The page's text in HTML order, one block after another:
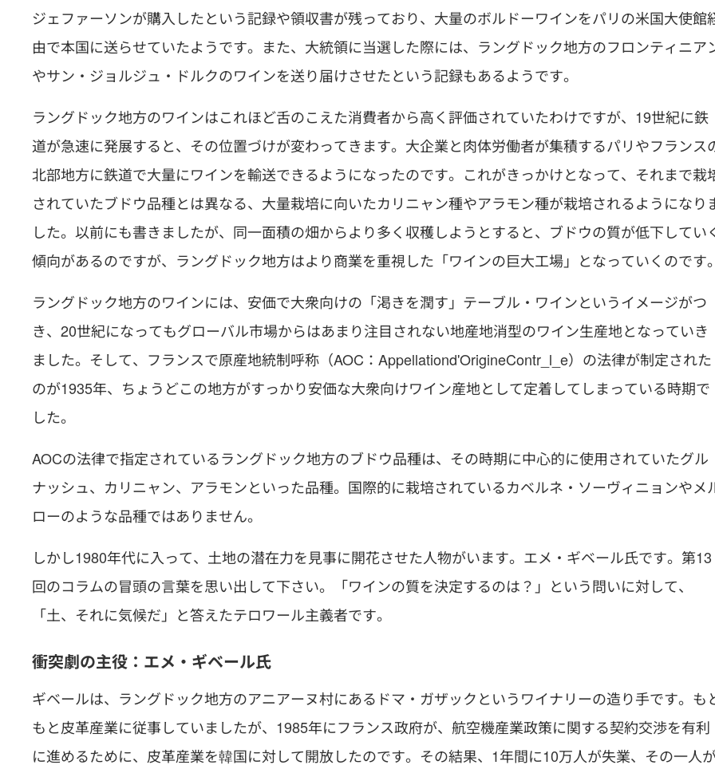
ジェファーソンが購入したという記録や領収書が残っており、大量のボルドーワインをパリの米国大使館
由で本国に送らせていたようです。また、大統領に当選した際には、ラングドック地方のフロンティニア
やサン・ジョルジュ・ドルクのワインを送り届けさせたという記録もあるようです。
ラングドック地方のワインはこれほど舌のこえた消費者から高く評価されていたわけですが、19世紀に鉄
道が急速に発展すると、その位置づけが変わってきます。大企業と肉体労働者が集積するパリやフランス
北部地方に鉄道で大量にワインを輸送できるようになったのです。これがきっかけとなって、それまで栽
されていたブドウ品種とは異なる、大量栽培に向いたカリニャン種やアラモン種が栽培されるようになり
した。以前にも書きましたが、同一面積の畑からより多く収穫しようとすると、ブドウの質が低下してい
傾向があるのですが、ラングドック地方はより商業を重視した「ワインの巨大工場」となっていくのです。
ラングドック地方のワインには、安価で大衆向けの「渇きを潤す」テーブル・ワインというイメージがつ
き、20世紀になってもグローバル市場からはあまり注目されない地産地消型のワイン生産地となっていき
ました。そして、フランスで原産地統制呼称（AOC：Appellationd'OrigineContr_l_e）の法律が制定された
のが1935年、ちょうどこの地方がすっかり安価な大衆向けワイン産地として定着してしまっている時期で
した。
AOCの法律で指定されているラングドック地方のブドウ品種は、その時期に中心的に使用されていたグル
ナッシュ、カリニャン、アラモンといった品種。国際的に栽培されているカベルネ・ソーヴィニョンやメ
ローのような品種ではありません。
しかし1980年代に入って、土地の潜在力を見事に開花させた人物がいます。エメ・ギベール氏です。第13
回のコラムの冒頭の言葉を思い出して下さい。「ワインの質を決定するのは？」という問いに対して、
「土、それに気候だ」と答えたテロワール主義者です。
衝突劇の主役：エメ・ギベール氏
ギベールは、ラングドック地方のアニアーヌ村にあるドマ・ガザックというワイナリーの造り手です。も
もと皮革産業に従事していましたが、1985年にフランス政府が、航空機産業政策に関する契約交渉を有利
に進めるために、皮革産業を韓国に対して開放したのです。その結果、1年間に10万人が失業、その一人